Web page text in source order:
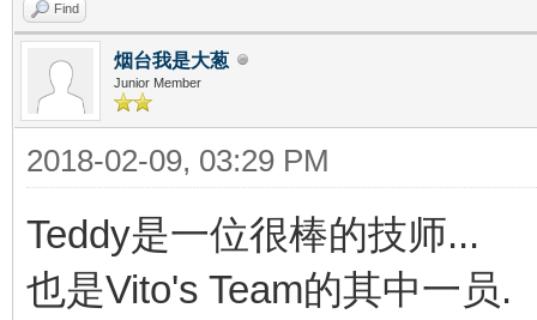
Find
烟台我是大葱
Junior Member
2018-02-09, 03:29 PM
Teddy是一位很棒的技师...
也是Vito's Team的其中一员.